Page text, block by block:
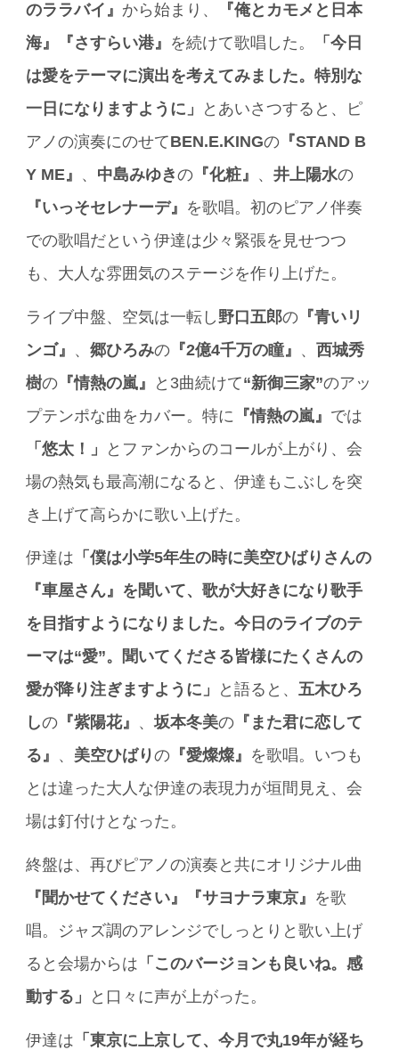
のララバイ』 から始まり、
『俺とカモメと日本
海』『さすらい港』 を続けて歌唱した。
「今日
は愛をテーマに演出を考えてみました。特別な
一日になりますように」
とあいさつすると、ピ
アノの演奏にのせてBEN.E.KINGの 『STAND B
Y ME』 、 中島みゆきの 『化粧』 、井上陽水の
『いっそセレナーデ』 を歌唱。初のピアノ伴奏
での歌唱だという伊達は少々緊張を見せつつ
も、大人な雰囲気のステージを作り上げた。
ライブ中盤、空気は一転し 野口五郎の 『青いリ
ンゴ』 、郷ひろみの 『2億4千万の瞳』 、西城秀
樹の 『情熱の嵐』 と3曲続けて“新御三家”のアッ
プテンポな曲をカバー。特に
『情熱の嵐』 では
「悠太！」
とファンからのコールが上がり、会
場の熱気も最高潮になると、伊達もこぶしを突
き上げて高らかに歌い上げた。
伊達は 「僕は小学5年生の時に美空ひばりさんの
『車屋さん』を聞いて、歌が大好きになり歌手
を目指すようになりました。今日のライブのテ
ーマは“愛”。聞いてくださる皆様にたくさんの
愛が降り注ぎますように」
と語ると、五木ひろ
しの 『紫陽花』 、坂本冬美の 『また君に恋して
る』 、 美空ひばりの 『愛燦燦』 を歌唱。いつも
とは違った大人な伊達の表現力が垣間見え、会
場は釘付けとなった。
終盤は、再びピアノの演奏と共にオリジナル曲
『聞かせてください』『サヨナラ東京』 を歌
唱。ジャズ調のアレンジでしっとりと歌い上げ
ると会場からは 「このバージョンも良いね。感
動する」
と口々に声が上がった。
伊達は 「東京に上京して、今月で丸19年が経ち